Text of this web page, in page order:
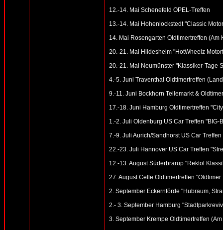
12.-14. Mai Schenefeld OPEL-Treffen
13.-14. Mai Hohenlockstedt "Classic
14. Mai Rosengarten Oldtimertreffen (Am
20.-21. Mai Hildesheim "HotWheelz
20.-21. Mai Neumünster "Klassiker-Tage
4.-5. Juni Traventhal Oldtimertreffen
9.-11. Juni Bockhorn Teilemarkt &
17.-18. Juni Hamburg Oldtimertreffen
1.-2. Juli Oldenburg US Car Treffen
7.-9. Juli Aurich/Sandhorst US Car
22.-23. Juli Hannover US Car Treffen
12.-13. August Süderbrarup "Rektol
27. August Celle Oldtimertreffen "Oldtimer
2. September Eckernförde "Hubraum,
2.- 3. September Hamburg
3. September Krempe Oldtimertreffen